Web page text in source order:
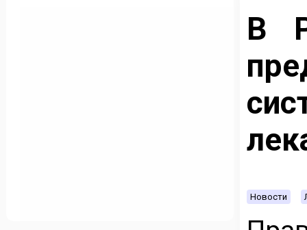
В
Новости